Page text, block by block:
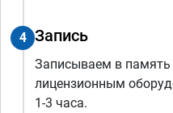
4 Запись
Записываем в
лицензионным
1-3 часа.